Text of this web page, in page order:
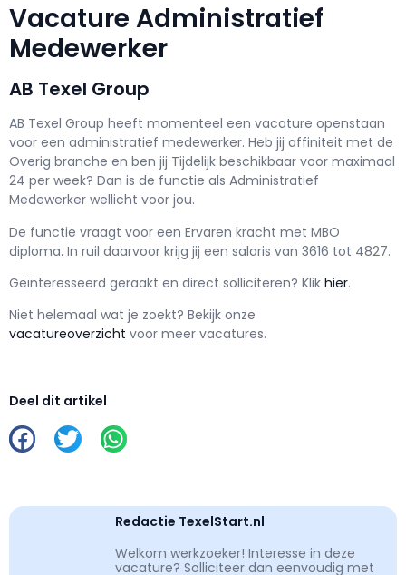
Vacature Administratief
Medewerker
AB Texel Group
AB Texel Group heeft momenteel een vacature openstaan
voor een administratief medewerker. Heb jij affiniteit met de
Overig branche en ben jij Tijdelijk beschikbaar voor maximaal
24 per week? Dan is de functie als Administratief
Medewerker wellicht voor jou.
De functie vraagt voor een Ervaren kracht met MBO
diploma. In ruil daarvoor krijg jij een salaris van 3616 tot 4827.
Geïnteresseerd geraakt en direct solliciteren? Klik hier.
Niet helemaal wat je zoekt? Bekijk onze
vacatureoverzicht voor meer vacatures.
Deel dit artikel
Redactie TexelStart.nl
Welkom werkzoeker! Interesse in deze
vacature? Solliciteer dan eenvoudig met